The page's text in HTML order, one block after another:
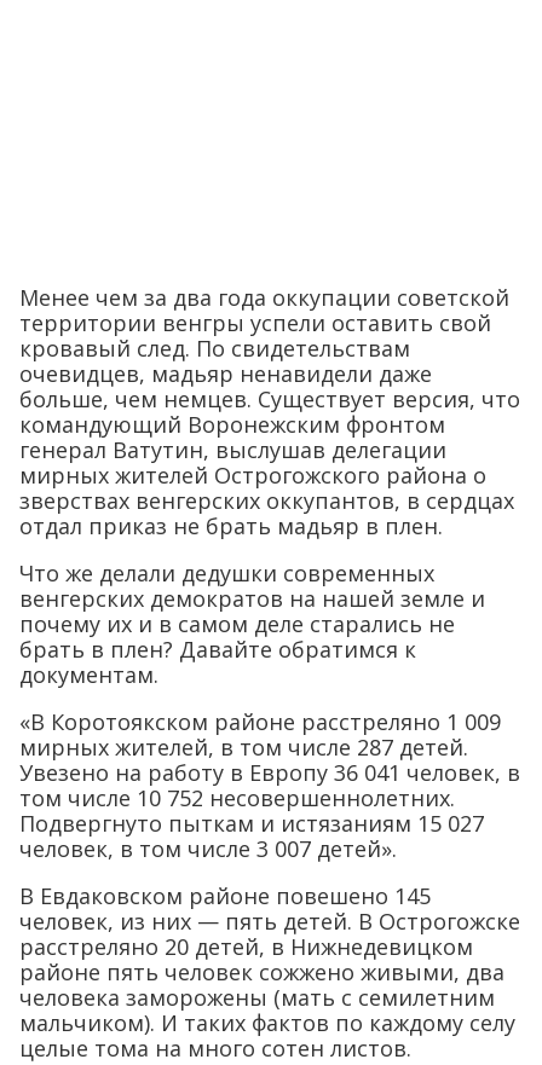
Менее чем за два года оккупации советской
территории венгры успели оставить свой
кровавый след. По свидетельствам
очевидцев, мадьяр ненавидели даже
больше, чем немцев. Существует версия, что
командующий Воронежским фронтом
генерал Ватутин, выслушав делегации
мирных жителей Острогожского района о
зверствах венгерских оккупантов, в сердцах
отдал приказ не брать мадьяр в плен.
Что же делали дедушки современных
венгерских демократов на нашей земле и
почему их и в самом деле старались не
брать в плен? Давайте обратимся к
документам.
«В Коротоякском районе расстреляно 1 009
мирных жителей, в том числе 287 детей.
Увезено на работу в Европу 36 041 человек, в
том числе 10 752 несовершеннолетних.
Подвергнуто пыткам и истязаниям 15 027
человек, в том числе 3 007 детей».
В Евдаковском районе повешено 145
человек, из них — пять детей. В Острогожске
расстреляно 20 детей, в Нижнедевицком
районе пять человек сожжено живыми, два
человека заморожены (мать с семилетним
мальчиком). И таких фактов по каждому селу
целые тома на много сотен листов.